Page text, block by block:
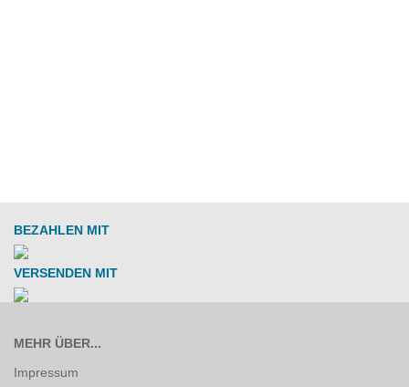
BEZAHLEN MIT
VERSENDEN MIT
MEHR ÜBER...
Impressum